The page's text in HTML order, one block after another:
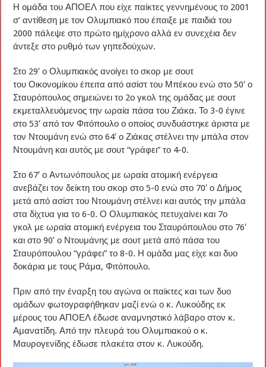
Η ομάδα του ΑΠΟΕΛ που είχε παίκτες γεννημένους το 2001
σ’ αντίθεση με τον Ολυμπιακό που έπαιξε με παιδιά του
2000 πάλεψε στο πρώτο ημίχρονο αλλά εν συνεχέια δεν
άντεξε στο ρυθμό των γηπεδούχων.
Στο 29′ ο Ολυμπιακός ανοίγει το σκορ με σουτ
του Οικονομίκου έπειτα από ασίστ του Μπέκου ενώ στο 50′ ο
Σταυρόπουλος σημειώνει το 2ο γκολ της ομάδας με σουτ
εκμεταλλευόμενος την ωραία πάσα του Ζιάκα. Το 3-0 έγινε
στο 53′ από τον Φιτόπουλο ο οποίος συνδυάστηκε άριστα με
τον Ντουμάνη ενώ στο 64′ ο Ζιάκας στέλνει την μπάλα στον
Ντουμάνη και αυτός με σουτ “γράφει” το 4-0.
Στο 67′ ο Αντωνόπουλος με ωραία ατομική ενέργεια
ανεβάζει τον δείκτη του σκορ στο 5-0 ενώ στο 70′ ο Δήμος
μετά από ασίστ του Ντουμάνη στέλνει και αυτός την μπάλα
στα δίχτυα για το 6-0. Ο Ολυμπιακός πετυχαίνει και 7ο
γκολ με ωραία ατομική ενέργεια του Σταυρόπουλου στο 76′
και στο 90′ ο Ντουμάνης με σουτ μετά από πάσα του
Σταυρόπουλου “γράφει” το 8-0. Η ομάδα μας είχε και δυο
δοκάρια με τους Ράμα, Φιτόπουλο.
Πριν από την έναρξη του αγώνα οι παίκτες και των δυο
ομάδων φωτογραφήθηκαν μαζί ενώ ο κ. Λυκούδης εκ
μέρους του ΑΠΟΕΛ έδωσε αναμνηστικό λάβαρο στον κ.
Αμανατίδη. Από την πλευρά του Ολυμπιακού ο κ.
Μαυρογενίδης έδωσε πλακέτα στον κ. Λυκούδη.